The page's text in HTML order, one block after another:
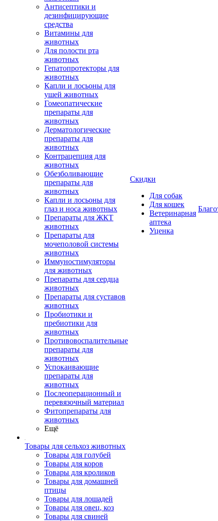
Антисептики и
дезинфицирующие
средства
Витамины для
животных
Для полости рта
животных
Гепатопротекторы для
животных
Капли и лосьоны для
ушей животных
Гомеопатические
препараты для
животных
Дерматологические
препараты для
животных
Контрацепция для
животных
Обезболивающие
препараты для
животных
Капли и лосьоны для
глаз и носа животных
Препараты для ЖКТ
животных
Препараты для
мочеполовой системы
животных
Иммуностимуляторы
для животных
Препараты для сердца
животных
Препараты для суставов
животных
Пробиотики и
пребиотики для
животных
Противовоспалительные
препараты для
животных
Успокаивающие
препараты для
животных
Послеоперационный и
перевязочный материал
Фитопрепараты для
животных
Ещё
Товары для сельхоз животных
Товары для голубей
Товары для коров
Товары для кроликов
Товары для домашней
птицы
Товары для лошадей
Товары для овец, коз
Товары для свиней
Скидки
Для собак
Для кошек
Ветеринарная
аптека
Уценка